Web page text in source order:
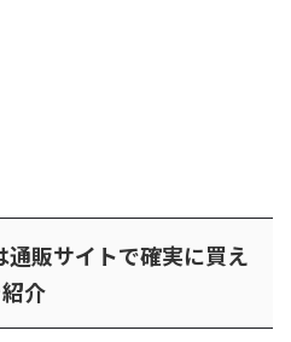
販サイトで確実に買え
介